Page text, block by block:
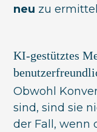
neu zu
KI-gestütztes
Obwohl
sind, sind sie
der Fall, wenn